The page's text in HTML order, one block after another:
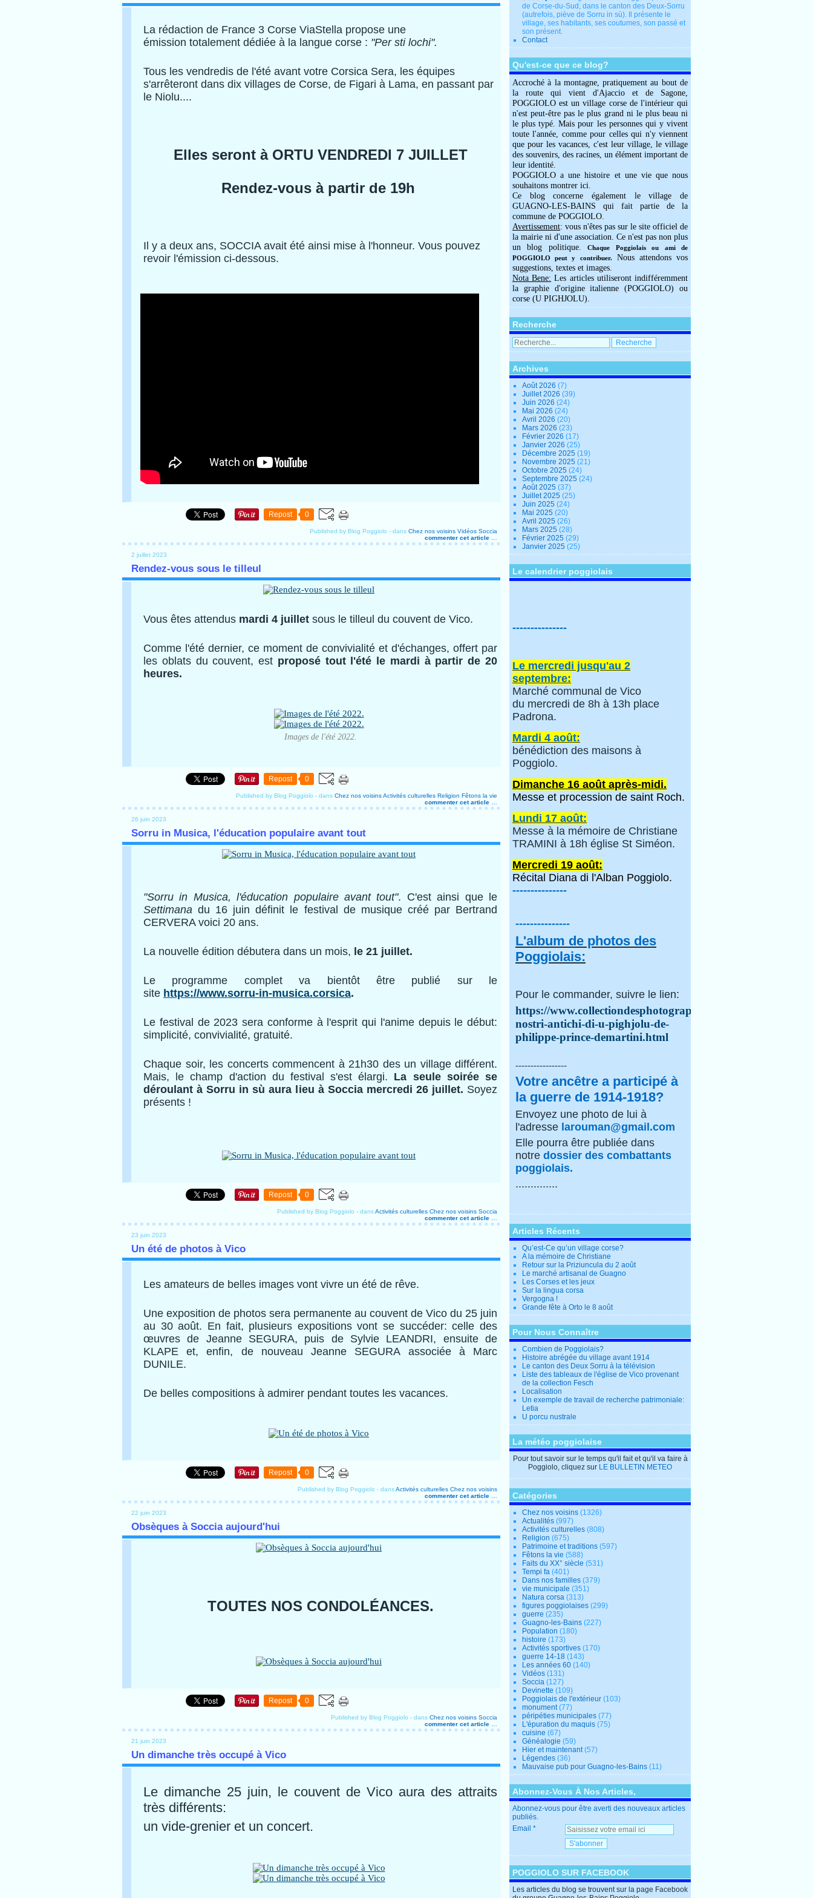
La rédaction de France 3 Corse ViaStella propose une
émission totalement dédiée à la langue corse : "Per sti lochi".
Tous les vendredis de l'été avant votre Corsica Sera, les équipes
s'arrêteront dans dix villages de Corse, de Figari à Lama, en passant par
le Niolu....
Elles seront à ORTU VENDREDI 7 JUILLET
Rendez-vous à partir de 19h
Il y a deux ans, SOCCIA avait été ainsi mise à l'honneur. Vous pouvez
revoir l'émission ci-dessous.
Repost 0
Published by Blog Poggiolo - dans Chez nos voisins Vidéos Soccia
commenter cet article
2 juillet 2023
Rendez-vous sous le tilleul
Vous êtes attendus mardi 4 juillet sous le tilleul du couvent de Vico.
Comme l'été dernier, ce moment de convivialité et d'échanges, offert par
les oblats du couvent, est proposé tout l'été le mardi à partir de 20
heures.
Images de l'été 2022.
Repost 0
Published by Blog Poggiolo - dans Chez nos voisinsActivités culturelles Religion Fêtons la vie
commenter cet article
26 juin 2023
Sorru in Musica, l'éducation populaire avant tout
"Sorru in Musica, l'éducation populaire avant tout". C'est ainsi que le
Settimana du 16 juin définit le festival de musique créé par Bertrand
CERVERA voici 20 ans.
La nouvelle édition débutera dans un mois, le 21 juillet.
Le programme complet va bientôt être publié sur le
site https://www.sorru-in-musica.corsica.
Le festival de 2023 sera conforme à l'esprit qui l'anime depuis le début:
simplicité, convivialité, gratuité.
Chaque soir, les concerts commencent à 21h30 des un village différent.
Mais, le champ d'action du festival s'est élargi. La seule soirée se
déroulant à Sorru in sù aura lieu à Soccia mercredi 26 juillet. Soyez
présents !
Repost 0
Published by Blog Poggiolo - dansActivités culturelles Chez nos voisins Soccia
commenter cet article
23 juin 2023
Un été de photos à Vico
Les amateurs de belles images vont vivre un été de rêve.
Une exposition de photos sera permanente au couvent de Vico du 25 juin
au 30 août. En fait, plusieurs expositions vont se succéder: celle des
œuvres de Jeanne SEGURA, puis de Sylvie LEANDRI, ensuite de
KLAPE et, enfin, de nouveau Jeanne SEGURA associée à Marc
DUNILE.
De belles compositions à admirer pendant toutes les vacances.
Repost 0
Published by Blog Poggiolo - dansActivités culturelles Chez nos voisins
commenter cet article
22 juin 2023
Obsèques à Soccia aujourd'hui
TOUTES NOS CONDOLÉANCES.
Repost 0
Published by Blog Poggiolo - dans Chez nos voisins Soccia
commenter cet article
21 juin 2023
Un dimanche très occupé à Vico
Le dimanche 25 juin, le couvent de Vico aura des attraits
très différents:
un vide-grenier et un concert.
de Corse-du-Sud, dans le canton des Deux-Sorru
(autrefois, piève de Sorru in sù). Il présente le
village, ses habitants, ses coutumes, son passé et
son présent.
Contact
Qu'est-ce que ce blog?
Accroché à la montagne, pratiquement au bout de
la route qui vient d'Ajaccio et de Sagone,
POGGIOLO est un village corse de l'intérieur qui
n'est peut-être pas le plus grand ni le plus beau ni
le plus typé. Mais pour les personnes qui y vivent
toute l'année, comme pour celles qui n'y viennent
que pour les vacances, c'est leur village, le village
des souvenirs, des racines, un élément important de
leur identité.
POGGIOLO a une histoire et une vie que nous
souhaitons montrer ici.
Ce blog concerne également le village de
GUAGNO-LES-BAINS qui fait partie de la
commune de POGGIOLO.
Avertissement: vous n'êtes pas sur le site officiel de
la mairie ni d'une association. Ce n'est pas non plus
un blog politique.Chaque Poggiolais ou ami de
POGGIOLO peut y contribuer.Nous attendons vos
suggestions, textes et images.
Nota Bene: Les articles utiliseront indifféremment
la graphie d'origine italienne (POGGIOLO) ou
corse (U PIGHJOLU).
Recherche
Archives
Août 2026 (7)
Juillet 2026 (39)
Juin 2026 (24)
Mai 2026 (24)
Avril 2026 (20)
Mars 2026 (23)
Février 2026 (17)
Janvier 2026 (25)
Décembre 2025 (19)
Novembre 2025 (21)
Octobre 2025 (24)
Septembre 2025 (24)
Août 2025 (37)
Juillet 2025 (25)
Juin 2025 (24)
Mai 2025 (20)
Avril 2025 (26)
Mars 2025 (28)
Février 2025 (29)
Janvier 2025 (25)
Le calendrier poggiolais
---------------
Le mercredi jusqu'au 2
septembre:
Marché communal de Vico
du mercredi de 8h à 13h place
Padrona.
Mardi 4 août:
bénédiction des maisons à
Poggiolo.
Dimanche 16 août après-midi.
Messe et procession de saint Roch.
Lundi 17 août:
Messe à la mémoire de Christiane
TRAMINI à 18h église St Siméon.
Mercredi 19 août:
Récital Diana di l'Alban Poggiolo.
---------------
---------------
L'album de photos des
Poggiolais:
Pour le commander, suivre le lien:
https://www.collectiondesphotographes.com/i-
nostri-antichi-di-u-pighjolu-de-
philippe-prince-demartini.html
-----------------
Votre ancêtre a participé à
la guerre de 1914-1918?
Envoyez une photo de lui à
l'adresse larouman@gmail.com
Elle pourra être publiée dans
notre dossier des combattants
poggiolais.
..............
Articles Récents
Qu’est-Ce qu’un village corse?
A la mémoire de Christiane
Retour sur la Priziuncula du 2 août
Le marché artisanal de Guagno
Les Corses et les jeux
Sur la lingua corsa
Vergogna !
Grande fête à Orto le 8 août
Pour Nous Connaître
Combien de Poggiolais?
Histoire abrégée du village avant 1914
Le canton des Deux Sorru à la télévision
Liste des tableaux de l'église de Vico provenant
de la collection Fesch
Localisation
Un exemple de travail de recherche patrimoniale:
Letia
U porcu nustrale
La météo poggiolaise
Pour tout savoir sur le temps qu'il fait et qu'il va faire à
Poggiolo, cliquez sur LE BULLETIN METEO
Catégories
Chez nos voisins (1326)
Actualités (997)
Activités culturelles (808)
Religion (675)
Patrimoine et traditions (597)
Fêtons la vie (588)
Faits du XX° siècle (531)
Tempi fa (401)
Dans nos familles (379)
vie municipale (351)
Natura corsa (313)
figures poggiolaises (299)
guerre (235)
Guagno-les-Bains (227)
Population (180)
histoire (173)
Activités sportives (170)
guerre 14-18 (143)
Les années 60 (140)
Vidéos (131)
Soccia (127)
Devinette (109)
Poggiolais de l'extérieur (103)
monument(77)
péripéties municipales (77)
L'épuration du maquis (75)
cuisine (67)
Généalogie (59)
Hier et maintenant(57)
Légendes (36)
Mauvaise pub pour Guagno-les-Bains (11)
Abonnez-Vous À Nos Articles,
Abonnez-vous pour être averti des nouveaux articles
publiés.
Email
POGGIOLO SUR FACEBOOK
Les articles du blog se trouvent sur la page Facebook